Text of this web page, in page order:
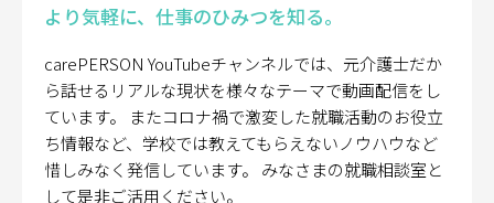
より気軽に、仕事のひみつを知る。
carePERSON YouTubeチャンネルでは、元介護士だか
ら話せるリアルな現状を様々なテーマで動画配信をし
ています。 またコロナ禍で激変した就職活動のお役立
ち情報など、学校では教えてもらえないノウハウなど
惜しみなく発信しています。 みなさまの就職相談室と
して是非ご活用ください。